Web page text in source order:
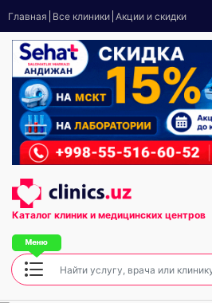
Главная Все клиники Акции и скидки
Каталог клиник и медицинских центров